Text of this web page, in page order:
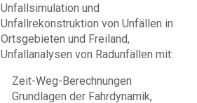
Unfallsimulation und
Unfallrekonstruktion von Unfällen in
Ortsgebieten und Freiland,
Unfallanalysen von Radunfällen mit:
Zeit-Weg-Berechnungen
Grundlagen der Fahrdynamik,